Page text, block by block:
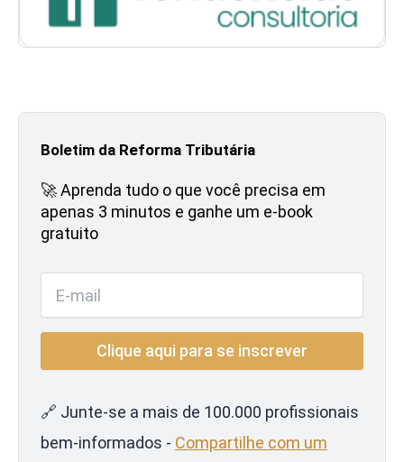
Boletim da Reforma Tributária
🚀 Aprenda tudo o que você precisa em
apenas 3 minutos e ganhe um e-book
gratuito
🔗 Junte-se a mais de 100.000 profissionais
bem-informados - Compartilhe com um